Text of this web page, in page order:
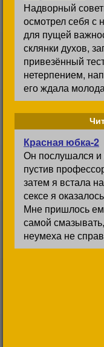
Надворный
осмотрел себя с
для пущей
склянки духов,
привезённый
нетерпением,
его ждала
Красная юбка-2
Он послушался
пустив
затем я встала
сексе я
Мне пришлось
самой
неумеха не